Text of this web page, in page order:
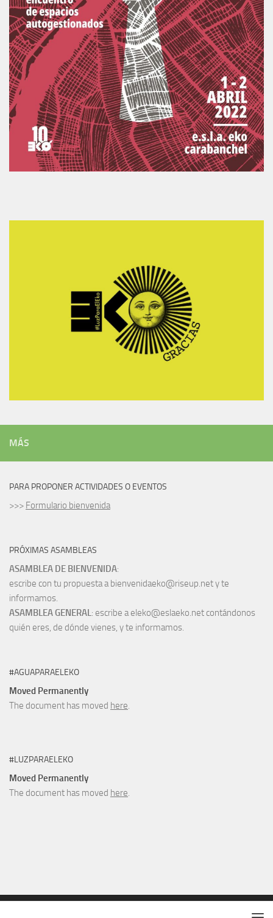
MÁS
PARA PROPONER ACTIVIDADES O EVENTOS
>>> Formulario bienvenida
PRÓXIMAS ASAMBLEAS
ASAMBLEA DE BIENVENIDA:
escribe con tu propuesta a bienvenidaeko@riseup.net y te
informamos.
ASAMBLEA GENERAL: escribe a eleko@eslaeko.net contándonos
quién eres, de dónde vienes, y te informamos.
#AGUAPARAELEKO
Moved Permanently
The document has moved here.
#LUZPARAELEKO
Moved Permanently
The document has moved here.